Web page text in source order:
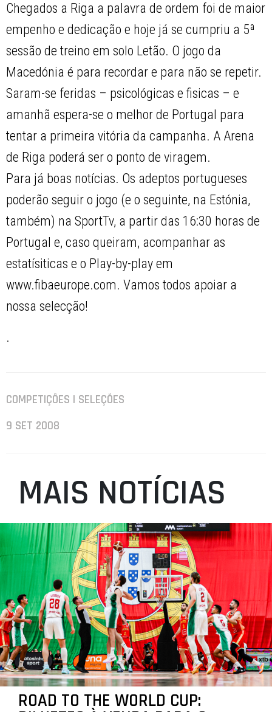
Chegados a Riga a palavra de ordem foi de maior
empenho e dedicação e hoje já se cumpriu a 5ª
sessão de treino em solo Letão. O jogo da
Macedónia é para recordar e para não se repetir.
Saram-se feridas – psicológicas e fisicas – e
amanhã espera-se o melhor de Portugal para
tentar a primeira vitória da campanha. A Arena
de Riga poderá ser o ponto de viragem.
Para já boas notícias. Os adeptos portugueses
poderão seguir o jogo (e o seguinte, na Estónia,
também) na SportTv, a partir das 16:30 horas de
Portugal e, caso queiram, acompanhar as
estatísiticas e o Play-by-play em
www.fibaeurope.com. Vamos todos apoiar a
nossa selecção!
.
COMPETIÇÕES | SELEÇÕES
9 SET 2008
MAIS NOTÍCIAS
ROAD TO THE WORLD CUP: